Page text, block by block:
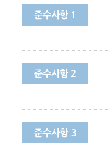
준수사항 1
준수사항 2
준수사항 3